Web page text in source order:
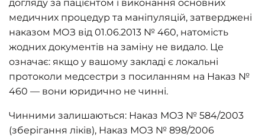
догляду за пацієнтом і виконання основних
медичних процедур та маніпуляцій, затверджені
наказом МОЗ від 01.06.2013 № 460, натомість
жодних документів на заміну не видало. Це
означає: якщо у вашому закладі є локальні
протоколи медсестри з посиланням на Наказ №
460 — вони юридично не чинні.
Чинними залишаються: Наказ МОЗ № 584/2003
(зберігання ліків), Наказ МОЗ № 898/2006